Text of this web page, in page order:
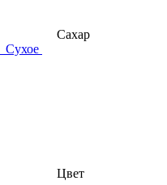
Сахар
Сухое
Цвет